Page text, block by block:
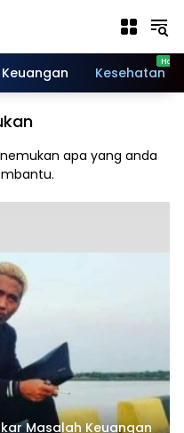
Keuangan Kesehatan
apa yang anda
Masalah Keuangan